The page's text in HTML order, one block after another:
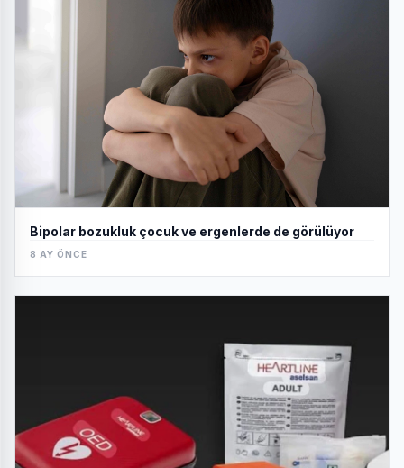
Bipolar bozukluk çocuk ve ergenlerde de görülüyor
8 AY ÖNCE